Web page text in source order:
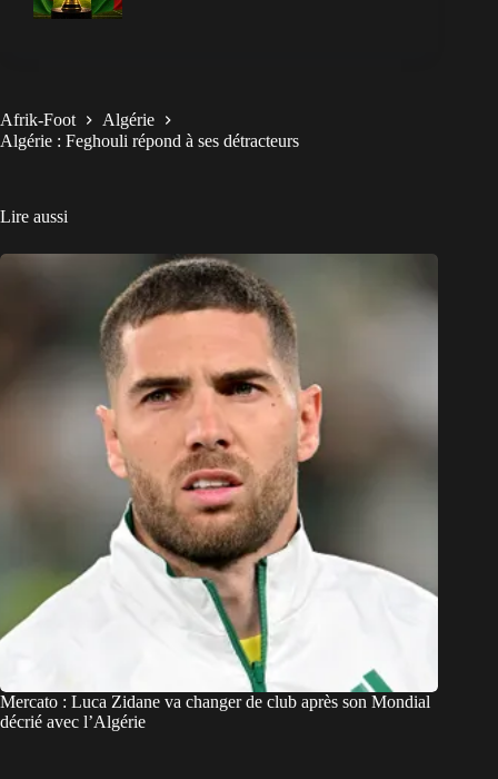
Afrik-Foot
Algérie
Algérie : Feghouli répond à ses détracteurs
Lire aussi
Mercato : Luca Zidane va changer de club après son Mondial
décrié avec l’Algérie